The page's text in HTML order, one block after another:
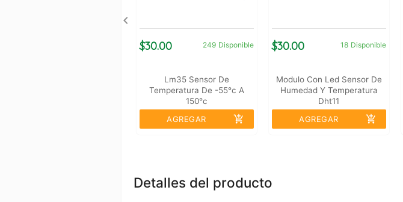
$30.00 249 Disponible
Lm35 Sensor De
Temperatura De -55°c A
150°c
AGREGAR
add_shopping_cart
$30.00 18 Disponible
Modulo Con Led Sensor De
Humedad Y Temperatura
Dht11
AGREGAR
add_shopping_cart
Detalles del producto